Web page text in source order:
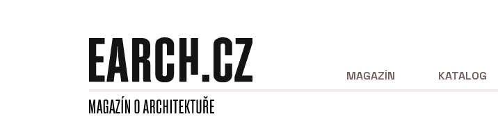
MAGAZÍN KATALOG